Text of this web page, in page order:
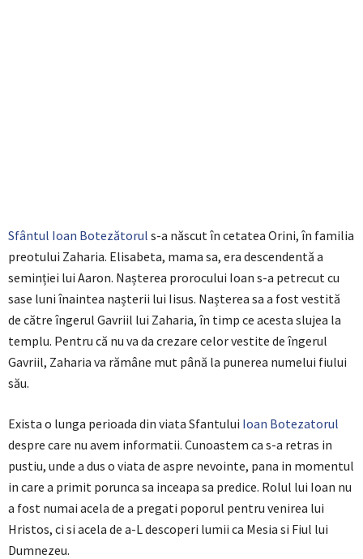
Sfântul Ioan Botezătorul s-a născut în cetatea Orini, în familia
preotului Zaharia. Elisabeta, mama sa, era descendentă a
seminției lui Aaron. Nașterea prorocului Ioan s-a petrecut cu
sase luni înaintea nașterii lui Iisus. Nașterea sa a fost vestită
de către îngerul Gavriil lui Zaharia, în timp ce acesta slujea la
templu. Pentru că nu va da crezare celor vestite de îngerul
Gavriil, Zaharia va rămâne mut până la punerea numelui fiului
său.
Exista o lunga perioada din viata Sfantului Ioan Botezatorul
despre care nu avem informatii. Cunoastem ca s-a retras in
pustiu, unde a dus o viata de aspre nevointe, pana in momentul
in care a primit porunca sa inceapa sa predice. Rolul lui Ioan nu
a fost numai acela de a pregati poporul pentru venirea lui
Hristos, ci si acela de a-L descoperi lumii ca Mesia si Fiul lui
Dumnezeu.